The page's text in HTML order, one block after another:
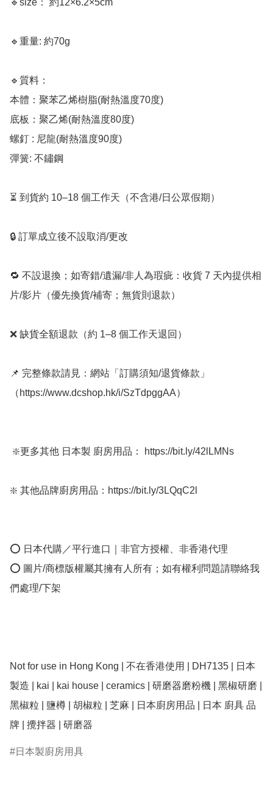
🔹size： 約12×6.2×5cm
🔹重量: 約70g
🔹質料：
本體：聚苯乙烯樹脂(耐熱溫度70度)
底板：聚乙烯(耐熱溫度80度)
螺釘 : 尼龍(耐熱溫度90度)
彈簧: 不鏽鋼
⏳ 到貨約 10–18 個工作天（不含港/日公眾假期）
🔒 訂單成立後不設取消/更改
🔁 不設退換；如寄錯/遺漏/非人為瑕疵：收貨 7 天內提供相
片/影片（優先換貨/補寄；無貨則退款）
❌ 缺貨全額退款（約 1–8 個工作天退回）
📌 完整條款請見：網站「訂購須知/退貨條款」
（https://www.dcshop.hk/i/SzTdpggAA）
❇️ 其他品牌廚房用品：https://bit.ly/3LQqC2l
⭕ 日本代購／平行進口｜非官方授權、非香港代理
⭕ 圖片/商標版權屬其擁有人所有；如有權利問題請聯絡我
們處理/下架
Not for use in Hong Kong | 不在香港使用 | DH7135 | 日本
製造 | kai | kai house | ceramics | 研磨器磨粉機 | 黑椒研磨 |
黑椒粒 | 鹽樽 | 胡椒粒 | 芝麻 | 日本廚房用品 | 日本 廚具 品
牌 | 攪拌器 | 研磨器
日本製廚房用具